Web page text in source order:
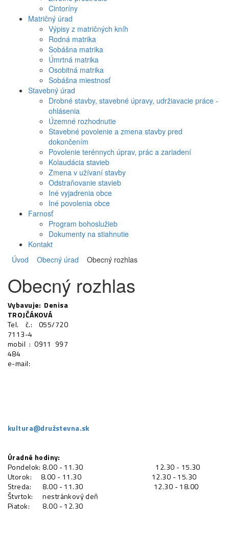
Cintoríny
Matričný úrad
Výpisy z matričných kníh
Rodná matrika
Sobášna matrika
Úmrtná matrika
Osobitná matrika
Sobášna miestnosť
Stavebný úrad
Drobné stavby, stavebné úpravy, udržiavacie práce -
ohlásenia
Územné rozhodnutie
Stavebné povolenie a zmena stavby pred
dokončením
Povolenie terénnych úprav, prác a zariadení
Kolaudácia stavieb
Zmena v užívaní stavby
Odstraňovanie stavieb
Iné vyjadrenia obce
Iné povolenia obce
Farnosť
Program bohoslužieb
Dokumenty na stiahnutie
Kontakt
Úvod
Obecný úrad Obecný rozhlas
Obecný rozhlas
Vybavuje: Denisa
TROJČÁKOVÁ
Tel. č.: 055/720
7113-4
mobil : 0911 997
484
e-mail:
kultura@družstevna.sk
Úradné hodiny:
Pondelok: 8.00 - 11.30
12.30 - 15.30
Utorok:
8.00 - 11.30
12.30 - 15.30
Streda:
8.00 - 11.30
12.30 - 18.00
Štvrtok:
nestránkový deň
Piatok:
8.00 - 12.30